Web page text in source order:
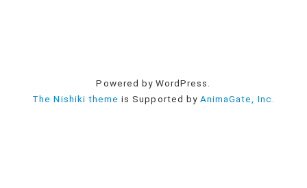
Powered by WordPress.
The Nishiki theme is Supported by AnimaGate, Inc.